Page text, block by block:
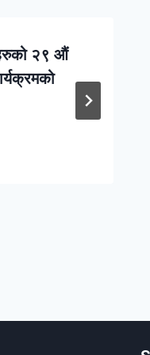
२९ औं